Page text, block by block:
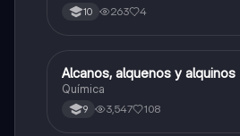
10 263 4
Química
Alcanos, alquenos y alquinos
Química
9 3,547 108